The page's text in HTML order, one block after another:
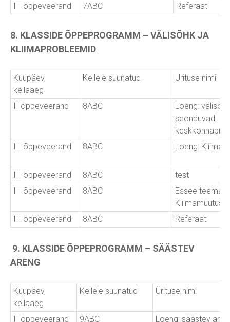
III õppeveerand
7ABC Referaat
8. KLASSIDE ÕPPEPROGRAMM – VÄLISÕHK JA
KLIIMAPROBLEEMID
Kuupäev,
kellaaeg
Kellele suunatud Ürituse nimi
II õppeveerand 8ABC
Loeng:
seonduvad
III õppeveerand
8ABC Loeng:
III õppeveerand 8ABC
test
III õppeveerand
8ABC
Essee teemal:
III õppeveerand
8ABC Referaat
9. KLASSIDE ÕPPEPROGRAMM – SÄÄSTEV
ARENG
Kuupäev,
kellaaeg
Kellele suunatud Ürituse nimi
II õppeveerand 9ABC
Loeng: säästev